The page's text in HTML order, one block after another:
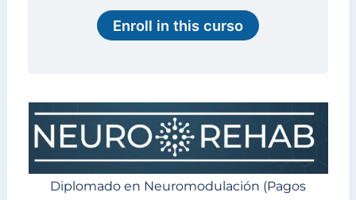
Enroll in this curso
Diplomado en Neuromodulación (Pagos
Instagram
TikTok
WhatsApp
Facebook